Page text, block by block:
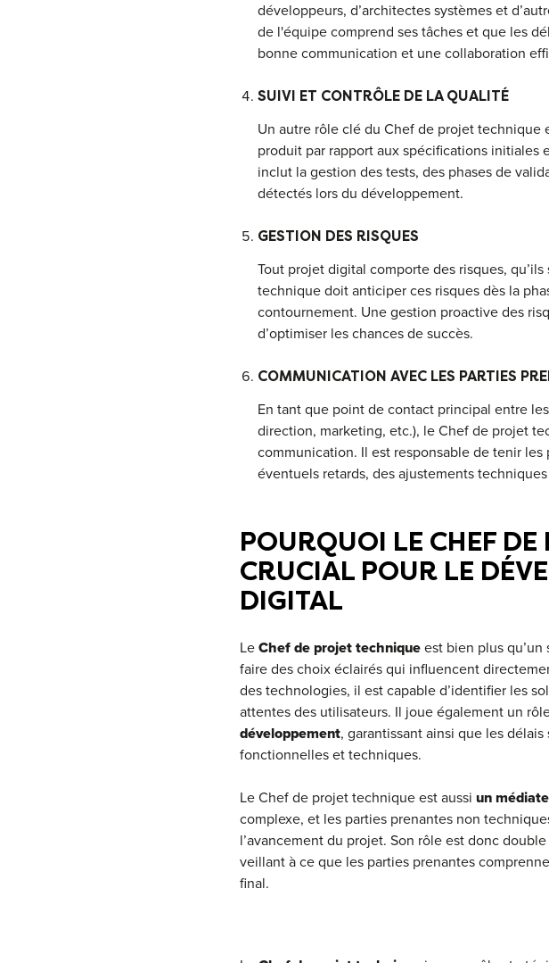
développeurs, d’architectes systèmes et
de l'équipe comprend ses tâches et que les
bonne communication et une collaboration
SUIVI ET CONTRÔLE DE LA QUALITÉ
Un autre rôle clé du Chef de projet technique
produit par rapport aux spécifications initiales
inclut la gestion des tests, des phases de
détectés lors du développement.
GESTION DES RISQUES
Tout projet digital comporte des risques,
technique doit anticiper ces risques dès la
contournement. Une gestion proactive des
d’optimiser les chances de succès.
COMMUNICATION AVEC LES PARTIES
En tant que point de contact principal entre
direction, marketing, etc.), le Chef de projet
communication. Il est responsable de tenir
éventuels retards, des ajustements
POURQUOI LE CHEF
CRUCIAL POUR LE
DIGITAL
Le Chef de projet techniqueest bien plus qu’un
faire des choix éclairés qui influencent
des technologies, il est capable d’identifier les
attentes des utilisateurs. Il joue également un
développement, garantissant ainsi que les
fonctionnelles et techniques.
Le Chef de projet technique est aussi un
complexe, et les parties prenantes non
l’avancement du projet. Son rôle est donc
veillant à ce que les parties prenantes
final.